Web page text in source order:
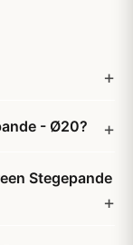
- Ø20?
Stegepande